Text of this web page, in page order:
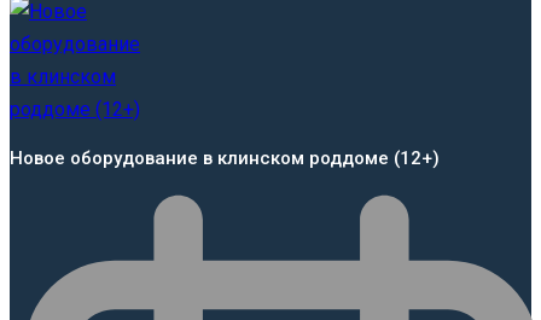
Новое оборудование в клинском роддоме (12+)